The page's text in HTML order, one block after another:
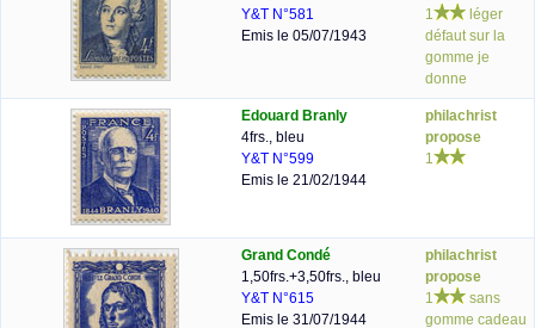
Y&T N°581
Emis le 05/07/1943
1
léger
défaut sur la
gomme je
donne
Edouard Branly
4frs., bleu
Y&T N°599
Emis le 21/02/1944
philachrist
propose
1
Grand Condé
1,50frs.+3,50frs., bleu
Y&T N°615
Emis le 31/07/1944
philachrist
propose
1
sans
gomme cadeau